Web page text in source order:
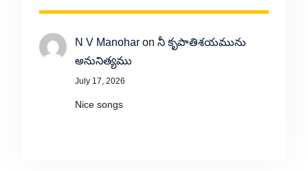
N V Manoharon నీ కృపాతిశయమును
అనునిత్యము
July 17, 2026
Nice songs